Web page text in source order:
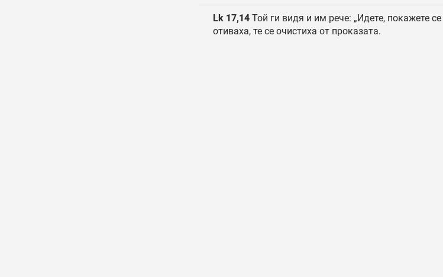
Lk 17,14 Той ги видя и им рече: „Идете, покажете
отиваха, те се очистиха от проказата.